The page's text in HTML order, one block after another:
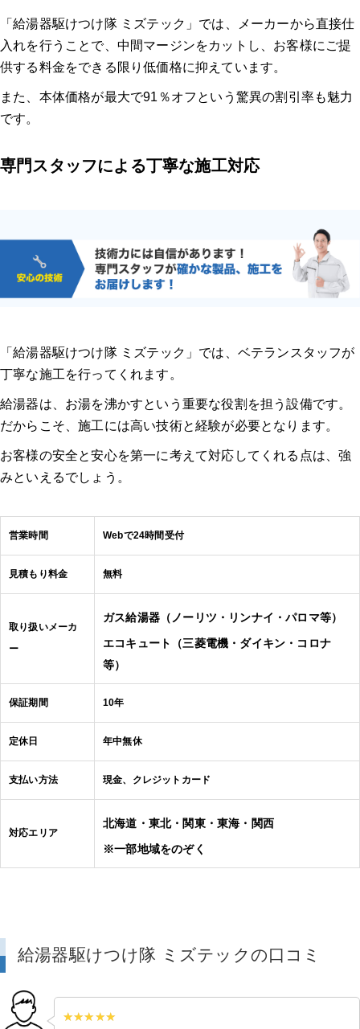
「給湯器駆けつけ隊 ミズテック」では、メーカーから直接仕
入れを行うことで、中間マージンをカットし、お客様にご提
供する料金をできる限り低価格に抑えています。
また、本体価格が最大で91％オフという驚異の割引率も魅力
です。
専門スタッフによる丁寧な施工対応
「給湯器駆けつけ隊 ミズテック」では、ベテランスタッフが
丁寧な施工を行ってくれます。
給湯器は、お湯を沸かすという重要な役割を担う設備です。
だからこそ、施工には高い技術と経験が必要となります。
お客様の安全と安心を第一に考えて対応してくれる点は、強
みといえるでしょう。
営業時間 Webで24時間受付
見積もり料金 無料
取り扱いメーカ
ー
ガス給湯器（ノーリツ・リンナイ・パロマ等）
エコキュート（三菱電機・ダイキン・コロナ
等）
保証期間 10年
定休日 年中無休
支払い方法 現金、クレジットカード
対応エリア
北海道・東北・関東・東海・関西
※一部地域をのぞく
給湯器駆けつけ隊 ミズテックの口コミ